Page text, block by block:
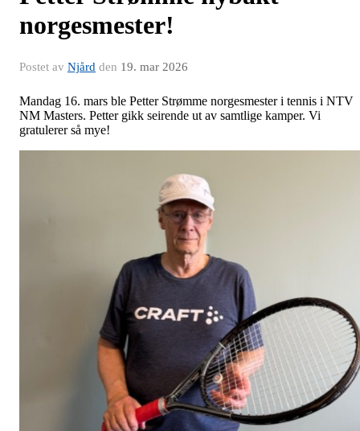
norgesmester!
Postet av Njård den 19. mar 2026
Mandag 16. mars ble Petter Strømme norgesmester i tennis i NTV
NM Masters. Petter gikk seirende ut av samtlige kamper. Vi
gratulerer så mye!